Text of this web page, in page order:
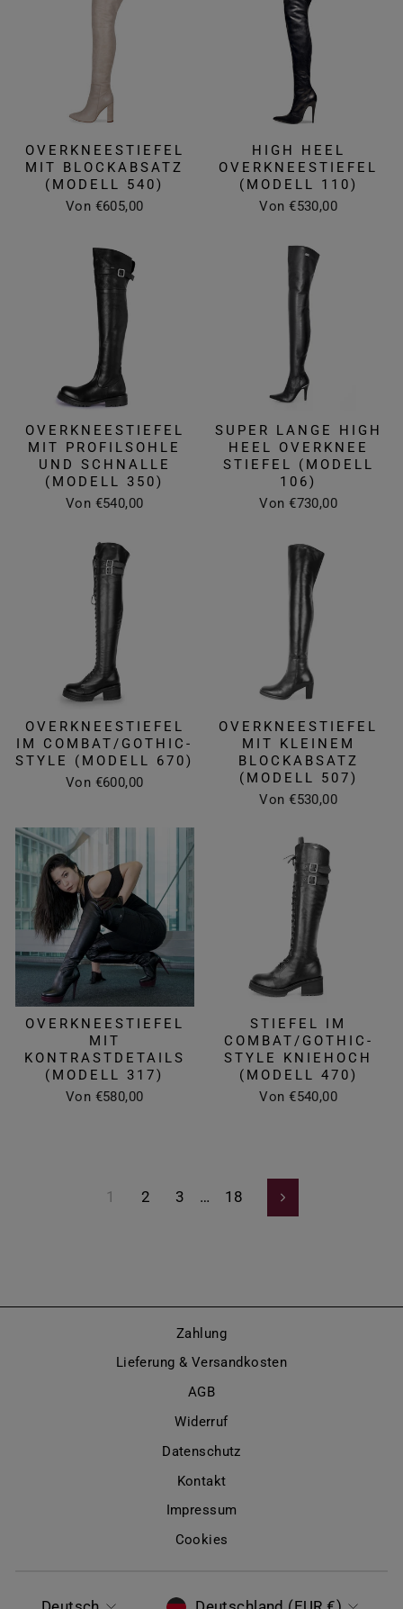
OVERKNEESTIEFEL
MIT BLOCKABSATZ
(MODELL 540)
Von €605,00
HIGH HEEL
OVERKNEESTIEFEL
(MODELL 110)
Von €530,00
OVERKNEESTIEFEL
MIT PROFILSOHLE
UND SCHNALLE
(MODELL 350)
Von €540,00
SUPER LANGE HIGH
HEEL OVERKNEE
STIEFEL (MODELL
106)
Von €730,00
OVERKNEESTIEFEL
IM COMBAT/GOTHIC-
STYLE (MODELL 670)
Von €600,00
OVERKNEESTIEFEL
MIT KLEINEM
BLOCKABSATZ
(MODELL 507)
Von €530,00
OVERKNEESTIEFEL
MIT
KONTRASTDETAILS
(MODELL 317)
Von €580,00
STIEFEL IM
COMBAT/GOTHIC-
STYLE KNIEHOCH
(MODELL 470)
Von €540,00
1 2 3 … 18 Weiter
Zahlung
Lieferung & Versandkosten
AGB
Widerruf
Datenschutz
Kontakt
Impressum
Cookies